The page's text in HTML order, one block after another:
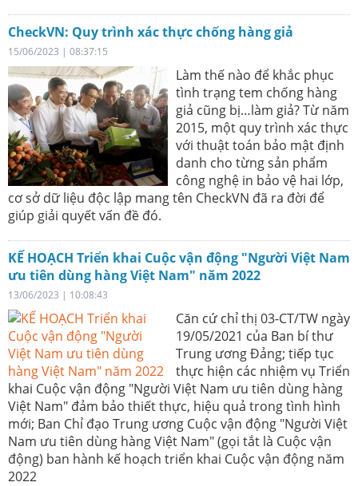
CheckVN: Quy trình xác thực chống hàng giả
15/06/2023 | 08:37:15
Làm thế nào để khắc phục
tình trạng tem chống hàng
giả cũng bị…làm giả? Từ năm
2015, một quy trình xác thực
với thuật toán bảo mật định
danh cho từng sản phẩm
công nghệ in bảo vệ hai lớp,
cơ sở dữ liệu độc lập mang tên CheckVN đã ra đời để
giúp giải quyết vấn đề đó.
KẾ HOẠCH Triển khai Cuộc vận động "Người Việt Nam
ưu tiên dùng hàng Việt Nam" năm 2022
13/06/2023 | 10:08:43
Căn cứ chỉ thị 03-CT/TW ngày
19/05/2021 của Ban bí thư
Trung ương Đảng; tiếp tục
thực hiện các nhiệm vụ Triển
khai Cuộc vận động "Người Việt Nam ưu tiên dùng hàng
Việt Nam" đảm bảo thiết thực, hiệu quả trong tình hình
mới; Ban Chỉ đạo Trung ương Cuộc vận động "Người Việt
Nam ưu tiên dùng hàng Việt Nam" (gọi tắt là Cuộc vận
động) ban hành kế hoạch triển khai Cuộc vận động năm
2022